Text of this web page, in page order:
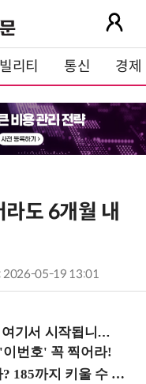
리티 통신 경제
도 6개월 내
2026-05-19 13:01
됩니다! (9/2 강남역)